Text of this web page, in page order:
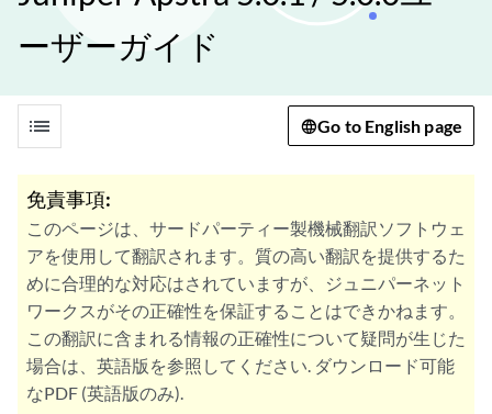
ーザーガイド
list Go to English page
免責事項:
このページは、サードパーティー製機械翻訳ソフトウェ
アを使用して翻訳されます。質の高い翻訳を提供するた
めに合理的な対応はされていますが、ジュニパーネット
ワークスがその正確性を保証することはできかねます。
この翻訳に含まれる情報の正確性について疑問が生じた
場合は、英語版を参照してください. ダウンロード可能
なPDF (英語版のみ).